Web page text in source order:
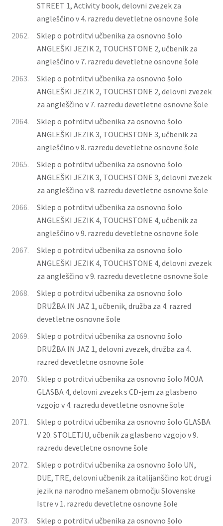
STREET 1, Activity book, delovni zvezek za
angleščino v 4. razredu devetletne osnovne šole
2062.
Sklep o potrditvi učbenika za osnovno šolo
ANGLEŠKI JEZIK 2, TOUCHSTONE 2, učbenik za
angleščino v 7. razredu devetletne osnovne šole
2063.
Sklep o potrditvi učbenika za osnovno šolo
ANGLEŠKI JEZIK 2, TOUCHSTONE 2, delovni zvezek
za angleščino v 7. razredu devetletne osnovne šole
2064.
Sklep o potrditvi učbenika za osnovno šolo
ANGLEŠKI JEZIK 3, TOUCHSTONE 3, učbenik za
angleščino v 8. razredu devetletne osnovne šole
2065.
Sklep o potrditvi učbenika za osnovno šolo
ANGLEŠKI JEZIK 3, TOUCHSTONE 3, delovni zvezek
za angleščino v 8. razredu devetletne osnovne šole
2066.
Sklep o potrditvi učbenika za osnovno šolo
ANGLEŠKI JEZIK 4, TOUCHSTONE 4, učbenik za
angleščino v 9. razredu devetletne osnovne šole
2067.
Sklep o potrditvi učbenika za osnovno šolo
ANGLEŠKI JEZIK 4, TOUCHSTONE 4, delovni zvezek
za angleščino v 9. razredu devetletne osnovne šole
2068.
Sklep o potrditvi učbenika za osnovno šolo
DRUŽBA IN JAZ 1, učbenik, družba za 4. razred
devetletne osnovne šole
2069.
Sklep o potrditvi učbenika za osnovno šolo
DRUŽBA IN JAZ 1, delovni zvezek, družba za 4.
razred devetletne osnovne šole
2070.
Sklep o potrditvi učbenika za osnovno šolo MOJA
GLASBA 4, delovni zvezek s CD-jem za glasbeno
vzgojo v 4. razredu devetletne osnovne šole
2071.
Sklep o potrditvi učbenika za osnovno šolo GLASBA
V 20. STOLETJU, učbenik za glasbeno vzgojo v 9.
razredu devetletne osnovne šole
2072.
Sklep o potrditvi učbenika za osnovno šolo UN,
DUE, TRE, delovni učbenik za italijanščino kot drugi
jezik na narodno mešanem območju Slovenske
Istre v 1. razredu devetletne osnovne šole
2073.
Sklep o potrditvi učbenika za osnovno šolo